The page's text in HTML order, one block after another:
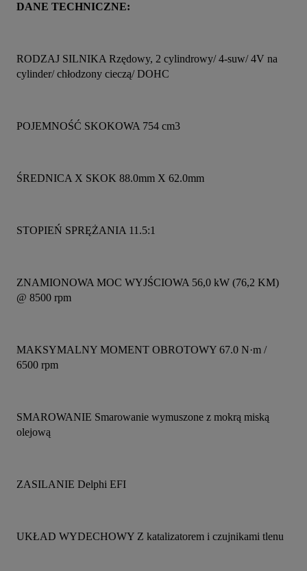
DANE TECHNICZNE:
RODZAJ SILNIKA Rzędowy, 2 cylindrowy/ 4-suw/ 4V na
cylinder/ chłodzony cieczą/ DOHC
POJEMNOŚĆ SKOKOWA 754 cm3
ŚREDNICA X SKOK 88.0mm X 62.0mm
STOPIEŃ SPRĘŻANIA 11.5:1
ZNAMIONOWA MOC WYJŚCIOWA 56,0 kW (76,2 KM)
@ 8500 rpm
MAKSYMALNY MOMENT OBROTOWY 67.0 N·m /
6500 rpm
SMAROWANIE Smarowanie wymuszone z mokrą miską
olejową
ZASILANIE Delphi EFI
UKŁAD WYDECHOWY Z katalizatorem i czujnikami tlenu